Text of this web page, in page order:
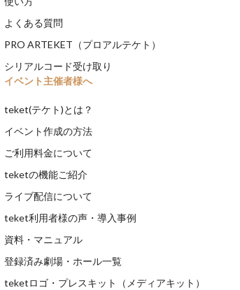
よくある質問
PRO ARTEKET（プロアルテケト）
シリアルコード受け取り
イベント主催者様へ
teket(テケト)とは？
イベント作成の方法
ご利用料金について
teketの機能ご紹介
ライブ配信について
teket利用者様の声・導入事例
資料・マニュアル
登録済み劇場・ホール一覧
teketロゴ・プレスキット（メディアキット）